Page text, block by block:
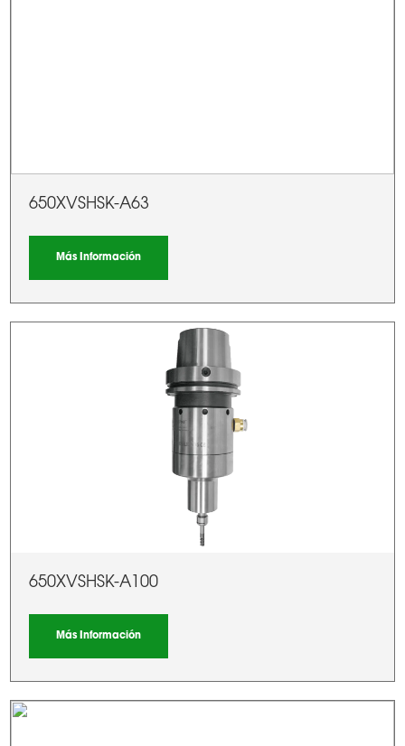
650XVSHSK-A63
Más Información
650XVSHSK-A100
Más Información